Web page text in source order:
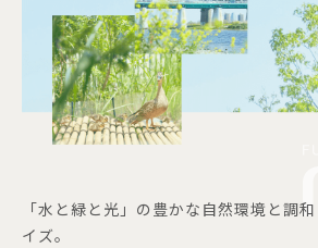
「水と緑と光」の豊かな自然環境と調
イズ。